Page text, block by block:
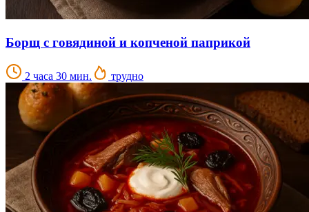
Борщ с говядиной и копченой паприкой
2 часа 30 мин. трудно